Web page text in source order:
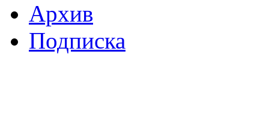
Архив
Подписка